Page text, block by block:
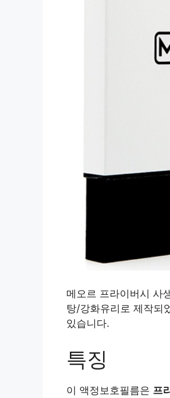
메오르 프라이버시 사
탕/강화유리로 제작되
있습니다.
특징
이 액정보호필름은 프